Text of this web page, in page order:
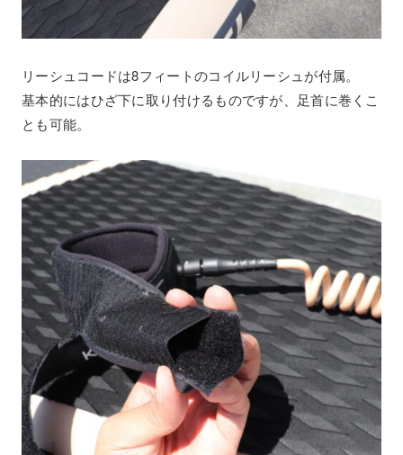
リーシュコードは8フィートのコイルリーシュが付属。
基本的にはひざ下に取り付けるものですが、足首に巻くこ
とも可能。